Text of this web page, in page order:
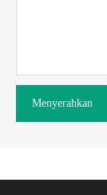
Menyerahkan